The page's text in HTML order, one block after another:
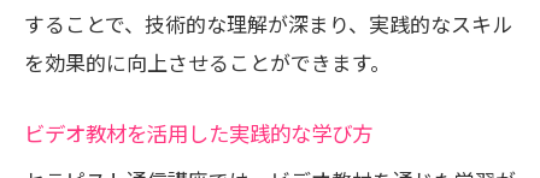
施術のクオリティを測る評価基準
セラピスト通信講座が実現するオンラインフ
フォーラム参加で得られる学びの利点
することで、技術的な理解が深まり、実践的なスキル
を効果的に向上させることができます。
ビデオ教材を活用した実践的な学び方